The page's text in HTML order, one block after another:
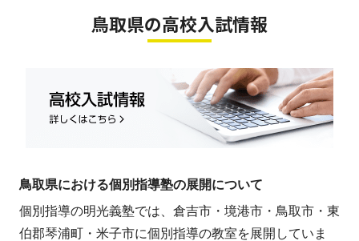
鳥取県の高校入試情報
鳥取県における個別指導塾の展開について
個別指導の明光義塾では、倉吉市・境港市・鳥取市・東
伯郡琴浦町・米子市に個別指導の教室を展開していま